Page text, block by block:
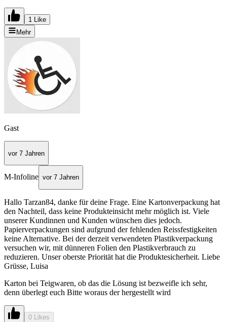
1 Like
Mehr
Gast
vor 7 Jahren
M-Infoline vor 7 Jahren
Hallo Tarzan84, danke für deine Frage. Eine Kartonverpackung hat
den Nachteil, dass keine Produkteinsicht mehr möglich ist. Viele
unserer Kundinnen und Kunden wünschen dies jedoch.
Papierverpackungen sind aufgrund der fehlenden Reissfestigkeiten
keine Alternative. Bei der derzeit verwendeten Plastikverpackung
versuchen wir, mit dünneren Folien den Plastikverbrauch zu
reduzieren. Unser oberste Priorität hat die Produktesicherheit. Liebe
Grüsse, Luisa
Karton bei Teigwaren, ob das die Lösung ist bezweifle ich sehr,
denn überlegt euch Bitte woraus der hergestellt wird
0 Likes